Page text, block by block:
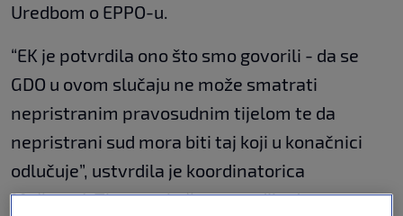
Uredbom o EPPO-u.
“EK je potvrdila ono što smo govorili - da se
GDO u ovom slučaju ne može smatrati
nepristranim pravosudnim tijelom te da
nepristrani sud mora biti taj koji u konačnici
odlučuje”, ustvrdila je koordinatorica
Možemo!. Time se, kaže, potvrdilo da se